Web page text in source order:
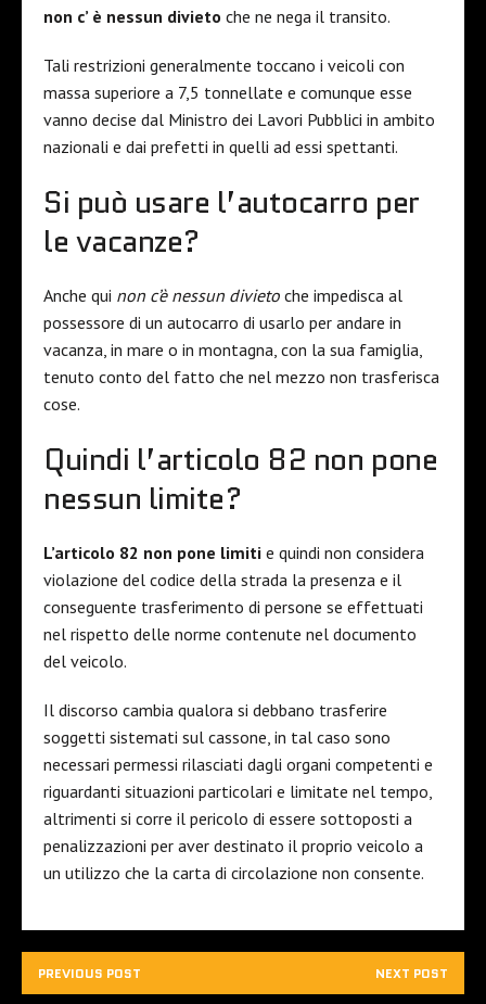
non c’ è nessun divieto che ne nega il transito.
Tali restrizioni generalmente toccano i veicoli con
massa superiore a 7,5 tonnellate e comunque esse
vanno decise dal Ministro dei Lavori Pubblici in ambito
nazionali e dai prefetti in quelli ad essi spettanti.
Si può usare l’autocarro per
le vacanze?
Anche qui non c’è nessun divieto che impedisca al
possessore di un autocarro di usarlo per andare in
vacanza, in mare o in montagna, con la sua famiglia,
tenuto conto del fatto che nel mezzo non trasferisca
cose.
Quindi l’articolo 82 non pone
nessun limite?
L’articolo 82 non pone limiti e quindi non considera
violazione del codice della strada la presenza e il
conseguente trasferimento di persone se effettuati
nel rispetto delle norme contenute nel documento
del veicolo.
Il discorso cambia qualora si debbano trasferire
soggetti sistemati sul cassone, in tal caso sono
necessari permessi rilasciati dagli organi competenti e
riguardanti situazioni particolari e limitate nel tempo,
altrimenti si corre il pericolo di essere sottoposti a
penalizzazioni per aver destinato il proprio veicolo a
un utilizzo che la carta di circolazione non consente.
PREVIOUS POST NEXT POST